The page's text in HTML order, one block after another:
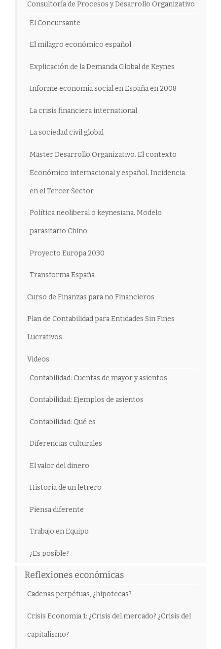
Consultoría de Procesos y Desarrollo Organizativo
El Concursante
El milagro económico español
Explicación de la Demanda Global de Keynes
Informe economía social en España en 2008
La crisis financiera international
La sociedad civil global
Master Desarrollo Organizativo. El contexto
Económico internacional y español. Incidencia
en el Tercer Sector
Política neoliberal o keynesiana. Modelo
parasitario Chino.
Proyecto Europa 2030
Transforma España
Curso de Finanzas para no Financieros
Plan de Contabilidad para Entidades Sin Fines
Lucrativos
Videos
Contabilidad: Cuentas de mayor y asientos
Contabilidad: Ejemplos de asientos
Contabilidad: Qué es
Diferencias culturales
El valor del dinero
Historia de un letrero
Piensa diferente
Trabajo en Equipo
¿Es posible?
Reflexiones económicas
Cadenas perpétuas, ¿hipotecas?
Crisis Economia 1: ¿Crisis del mercado? ¿Crisis del
capitalismo?